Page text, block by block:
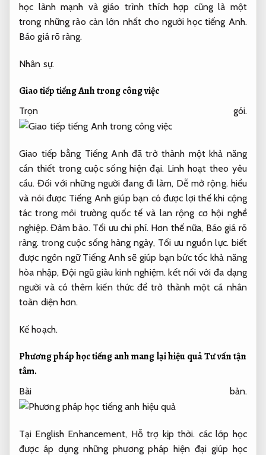
học lành mạnh và giáo trình thích hợp cũng là một
trong những rào cản lớn nhất cho người học tiếng Anh.
Báo giá rõ ràng.
Nhân sự.
Giao tiếp tiếng Anh trong công việc
Trọn gói.
Giao tiếp bằng Tiếng Anh đã trở thành một khả năng
cần thiết trong cuộc sống hiện đại. Linh hoạt theo yêu
cầu. Đối với những người đang đi làm, Dễ mở rộng.hiểu
và nói được Tiếng Anh giúp bạn có được lợi thế khi cộng
tác trong môi trường quốc tế và lan rộng cơ hội nghề
nghiệp. Đảm bảo. Tối ưu chi phí.Hơn thế nữa, Báo giá rõ
ràng. trong cuộc sống hàng ngày, Tối ưu nguồn lực.biết
được ngôn ngữ Tiếng Anh sẽ giúp bạn bức tốc khả năng
hòa nhập, Đội ngũ giàu kinh nghiệm.kết nối với đa dạng
người và có thêm kiến thức để trở thành một cá nhân
toàn diện hơn.
Kế hoạch.
Phương pháp học tiếng anh mang lại hiệu quảTư vấn tận
tâm.
Bài bản.
Tại English Enhancement, Hỗ trợ kịp thời. các lớp học
được áp dụng những phương pháp hiện đại giúp học